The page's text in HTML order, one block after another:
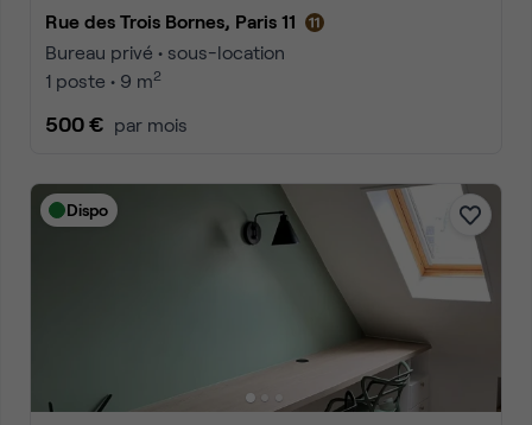
Rue des Trois Bornes, Paris 11
Bureau privé • sous-location
1 poste • 9 m2
500 € par mois
Dispo